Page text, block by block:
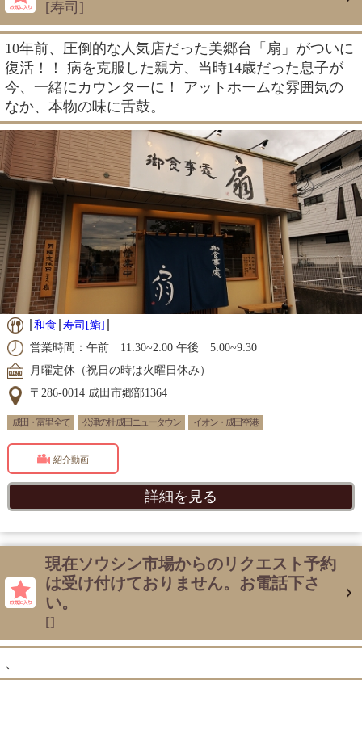
[寿司]
10年前、圧倒的な人気店だった美郷台「扇」がついに
復活！！ 病を克服した親方、当時14歳だった息子が
今、一緒にカウンターに！ アットホームな雰囲気の
なか、本物の味に舌鼓。
和食 寿司[鮨]
営業時間：午前 11:30~2:00 午後 5:00~9:30
月曜定休（祝日の時は火曜日休み）
〒286-0014 成田市郷部1364
成田・富里 全て 公津の杜 成田ニュータウン イオン・成田空港
紹介動画
詳細を見る
現在ソウシン市場からのリクエスト予約
は受け付けておりません。お電話下さ
い。
[]
、